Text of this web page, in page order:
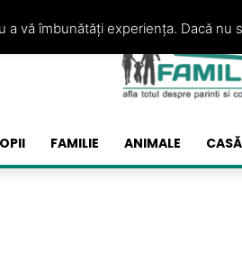
FAMILIE ANIMALE
vă îmbunătăți experiența. Dacă nu